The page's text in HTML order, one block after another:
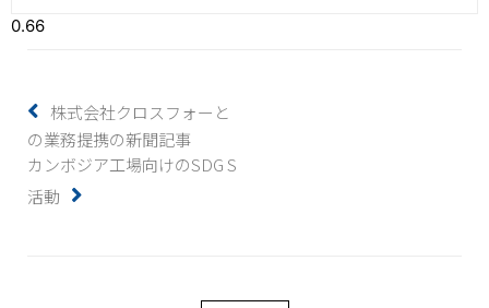
株式会社クロスフォーと
の業務提携の新聞記事
カンボジア工場向けのSDG S
活動